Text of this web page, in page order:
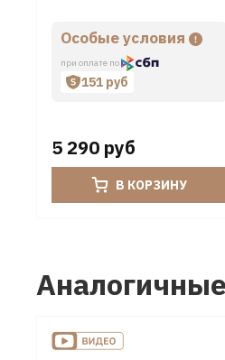
Особые условия
при оплате по
151 руб
5 290 руб
В КОРЗИНУ